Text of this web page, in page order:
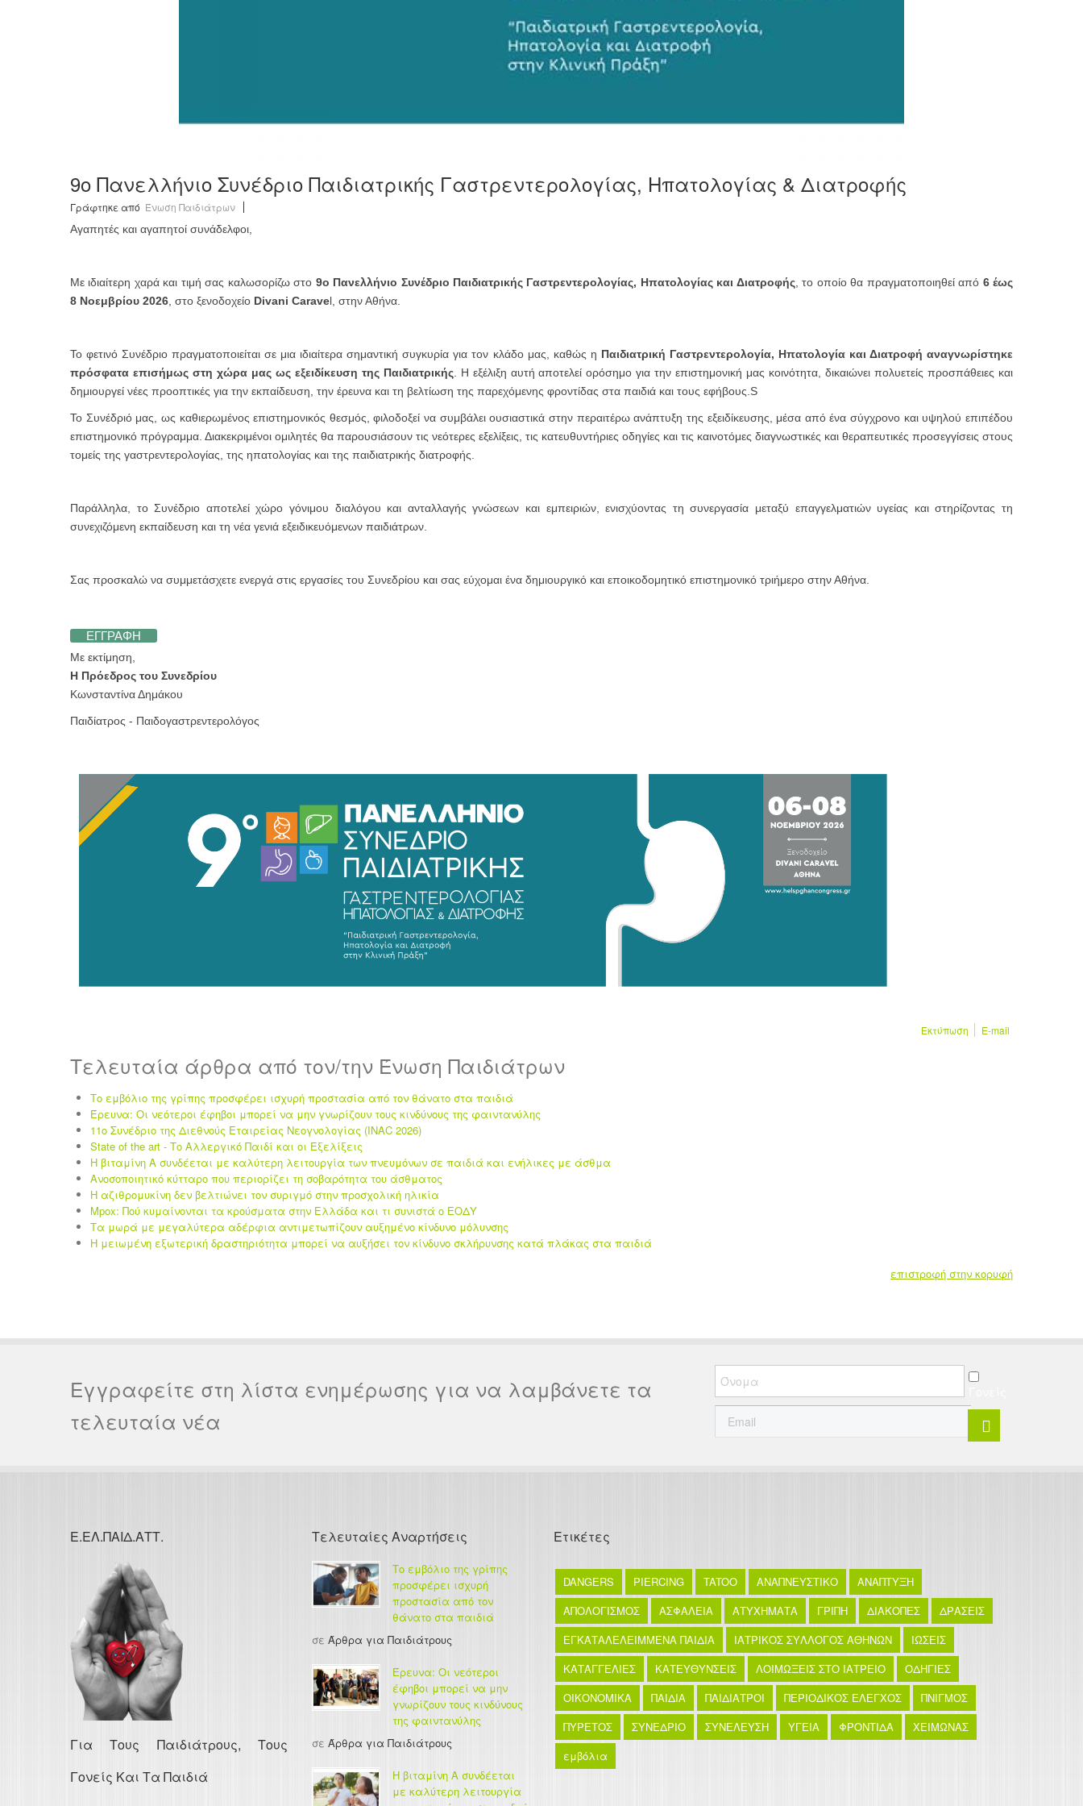
9o Πανελλήνιο Συνέδριo Παιδιατρικής Γαστρεντερoλoγίας, Ηπατολογίας & Διατροφής
Γράφτηκε από Ένωση Παιδιάτρων
Αγαπητές και αγαπητοί συνάδελφοι,
Με ιδιαίτερη χαρά και τιμή σας καλωσορίζω στο 9ο Πανελλήνιο Συνέδριο Παιδιατρικής Γαστρεντερολογίας, Ηπατολογίας και Διατροφής, το οποίο θα πραγματοποιηθεί από 6 έως
8 Νοεμβρίου 2026 , στο ξενοδοχείο Divani Caravel, στην Αθήνα.
Το φετινό Συνέδριο πραγματοποιείται σε μια ιδιαίτερα σημαντική συγκυρία για τον κλάδο μας, καθώς η Παιδιατρική Γαστρεντερολογία, Ηπατολογία και Διατροφή αναγνωρίστηκε
πρόσφατα επισήμως στη χώρα μας ως εξειδίκευση της Παιδιατρικής. Η εξέλιξη αυτή αποτελεί ορόσημο για την επιστημονική μας κοινότητα, δικαιώνει πολυετείς προσπάθειες και
δημιουργεί νέες προοπτικές για την εκπαίδευση, την έρευνα και τη βελτίωση της παρεχόμενης φροντίδας στα παιδιά και τους εφήβους.S
Το Συνέδριό μας, ως καθιερωμένος επιστημονικός θεσμός, φιλοδοξεί να συμβάλει ουσιαστικά στην περαιτέρω ανάπτυξη της εξειδίκευσης, μέσα από ένα σύγχρονο και υψηλού επιπέδου
επιστημονικό πρόγραμμα. Διακεκριμένοι ομιλητές θα παρουσιάσουν τις νεότερες εξελίξεις, τις κατευθυντήριες οδηγίες και τις καινοτόμες διαγνωστικές και θεραπευτικές προσεγγίσεις στους
τομείς της γαστρεντερολογίας, της ηπατολογίας και της παιδιατρικής διατροφής.
Παράλληλα, το Συνέδριο αποτελεί χώρο γόνιμου διαλόγου και ανταλλαγής γνώσεων και εμπειριών, ενισχύοντας τη συνεργασία μεταξύ επαγγελματιών υγείας και στηρίζοντας τη
συνεχιζόμενη εκπαίδευση και τη νέα γενιά εξειδικευόμενων παιδιάτρων.
Σας προσκαλώ να συμμετάσχετε ενεργά στις εργασίες του Συνεδρίου και σας εύχομαι ένα δημιουργικό και εποικοδομητικό επιστημονικό τριήμερο στην Αθήνα.
ΕΓΓΡΑΦΗ
Με εκτίμηση,
H Πρόεδρος του Συνεδρίου
Κωνσταντίνα Δημάκου
Παιδίατρος - Παιδογαστρεντερολόγος
Εκτύπωση E-mail
Τελευταία άρθρα από τον/την Ένωση Παιδιάτρων
Το εμβόλιο της γρίπης προσφέρει ισχυρή προστασία από τον θάνατο στα παιδιά
Έρευνα: Οι νεότεροι έφηβοι μπορεί να μην γνωρίζουν τους κινδύνους της φαιντανύλης
11ο Συνέδριο της Διεθνούς Εταιρείας Νεογνολογίας (INAC 2026)
State of the art - Το Αλλεργικό Παιδί και οι Eξελίξεις
Η βιταμίνη Α συνδέεται με καλύτερη λειτουργία των πνευμόνων σε παιδιά και ενήλικες με άσθμα
Ανοσοποιητικό κύτταρο που περιορίζει τη σοβαρότητα του άσθματος
Η αζιθρομυκίνη δεν βελτιώνει τον συριγμό στην προσχολική ηλικία
Mpox: Πού κυμαίνονται τα κρούσματα στην Ελλάδα και τι συνιστά ο ΕΟΔΥ
Τα μωρά με μεγαλύτερα αδέρφια αντιμετωπίζουν αυξημένο κίνδυνο μόλυνσης
Η μειωμένη εξωτερική δραστηριότητα μπορεί να αυξήσει τον κίνδυνο σκλήρυνσης κατά πλάκας στα παιδιά
επιστροφή στην κορυφή
Εγγραφείτε στη λίστα ενημέρωσης για να λαμβάνετε τα
τελευταία νέα
Ε.ΕΛ.ΠΑΙΔ.ΑΤΤ.
Για Τους Παιδιάτρους, Τους
Γονείς Και Τα Παιδιά
Τελευταίες Αναρτήσεις
Το εμβόλιο της γρίπης
προσφέρει ισχυρή
προστασία από τον
θάνατο στα παιδιά
σε Άρθρα για Παιδιάτρους
Έρευνα: Οι νεότεροι
έφηβοι μπορεί να μην
γνωρίζουν τους κινδύνους
της φαιντανύλης
σε Άρθρα για Παιδιάτρους
Η βιταμίνη Α συνδέεται
με καλύτερη λειτουργία
Ετικέτες
DANGERS PIERCING TATOO ΑΝΑΠΝΕΥΣΤΙΚΟ
ΑΝΑΠΤΥΞΗ
ΑΠΟΛΟΓΙΣΜΟΣ
ΑΣΦΑΛΕΙΑ ΑΤΥΧΗΜΑΤΑ ΓΡΙΠΗ ΔΙΑΚΟΠΕΣ
ΔΡΑΣΕΙΣ
ΕΓΚΑΤΑΛΕΛΕΙΜΜΕΝΑ ΠΑΙΔΙΑ
ΙΑΤΡΙΚΟΣ ΣΥΛΛΟΓΟΣ ΑΘΗΝΩΝ
ΙΩΣΕΙΣ
ΚΑΤΑΓΓΕΛΙΕΣ
ΚΑΤΕΥΘΥΝΣΕΙΣ ΛΟΙΜΩΞΕΙΣ ΣΤΟ ΙΑΤΡΕΙΟ
ΟΔΗΓΙΕΣ
ΟΙΚΟΝΟΜΙΚΑ
ΠΑΙΔΙΑ ΠΑΙΔΙΑΤΡΟΙ ΠΕΡΙΟΔΙΚΟΣ ΕΛΕΓΧΟΣ
ΠΝΙΓΜΟΣ
ΠΥΡΕΤΟΣ
ΣΥΝΕΔΡΙΟ ΣΥΝΕΛΕΥΣΗ ΥΓΕΙΑ ΦΡΟΝΤΙΔΑ
ΧΕΙΜΩΝΑΣ
εμβόλια